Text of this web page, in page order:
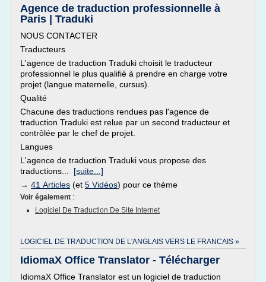
Agence de traduction professionnelle à
Paris | Traduki
NOUS CONTACTER
Traducteurs
L'agence de traduction Traduki choisit le traducteur
professionnel le plus qualifié à prendre en charge votre
projet (langue maternelle, cursus).
Qualité
Chacune des traductions rendues pas l'agence de
traduction Traduki est relue par un second traducteur et
contrôlée par le chef de projet.
Langues
L'agence de traduction Traduki vous propose des
traductions... [suite...]
→ 41 Articles (et 5 Vidéos) pour ce thème
Voir également :
Logiciel De Traduction De Site Internet
LOGICIEL DE TRADUCTION DE L'ANGLAIS VERS LE FRANCAIS »
IdiomaX Office Translator - Télécharger
IdiomaX Office Translator est un logiciel de traduction